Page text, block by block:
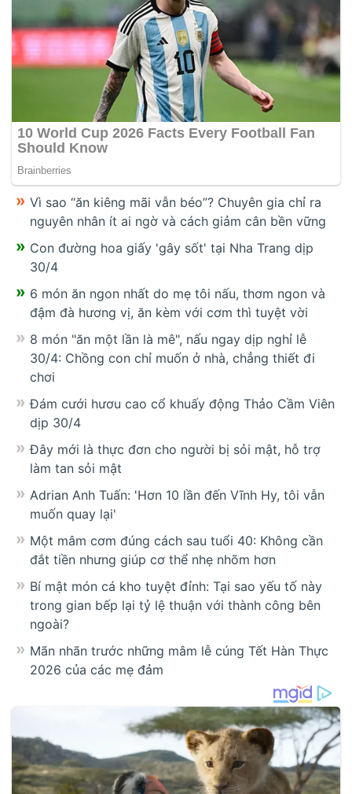
Vì sao “ăn kiêng mãi vẫn béo”? Chuyên gia chỉ ra
nguyên nhân ít ai ngờ và cách giảm cân bền vững
Con đường hoa giấy 'gây sốt' tại Nha Trang dịp
30/4
6 món ăn ngon nhất do mẹ tôi nấu, thơm ngon và
đậm đà hương vị, ăn kèm với cơm thì tuyệt vời
8 món "ăn một lần là mê", nấu ngay dịp nghỉ lễ
30/4: Chồng con chỉ muốn ở nhà, chẳng thiết đi
chơi
Đám cưới hươu cao cổ khuấy động Thảo Cầm Viên
dịp 30/4
Đây mới là thực đơn cho người bị sỏi mật, hỗ trợ
làm tan sỏi mật
Adrian Anh Tuấn: 'Hơn 10 lần đến Vĩnh Hy, tôi vẫn
muốn quay lại'
Một mâm cơm đúng cách sau tuổi 40: Không cần
đắt tiền nhưng giúp cơ thể nhẹ nhõm hơn
Bí mật món cá kho tuyệt đỉnh: Tại sao yếu tố này
trong gian bếp lại tỷ lệ thuận với thành công bên
ngoài?
Mãn nhãn trước những mâm lễ cúng Tết Hàn Thực
2026 của các mẹ đảm